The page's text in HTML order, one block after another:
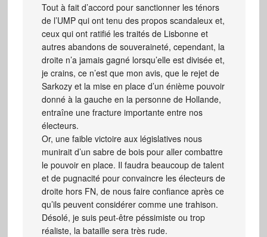
Tout à fait d’accord pour sanctionner les ténors
de l’UMP qui ont tenu des propos scandaleux et,
ceux qui ont ratifié les traités de Lisbonne et
autres abandons de souveraineté, cependant, la
droite n’a jamais gagné lorsqu’elle est divisée et,
je crains, ce n’est que mon avis, que le rejet de
Sarkozy et la mise en place d’un énième pouvoir
donné à la gauche en la personne de Hollande,
entraîne une fracture importante entre nos
électeurs.
Or, une faible victoire aux législatives nous
munirait d’un sabre de bois pour aller combattre
le pouvoir en place. Il faudra beaucoup de talent
et de pugnacité pour convaincre les électeurs de
droite hors FN, de nous faire confiance après ce
qu’ils peuvent considérer comme une trahison.
Désolé, je suis peut-être péssimiste ou trop
réaliste, la bataille sera très rude.